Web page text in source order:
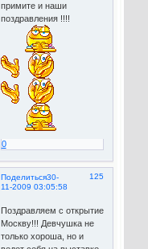
примите и наши
поздравления !!!!
0
Поделиться 125
30-
11-2009 03:05:58
Поздравляем с открытие
Москву!!! Девчушка не
только хороша, но и